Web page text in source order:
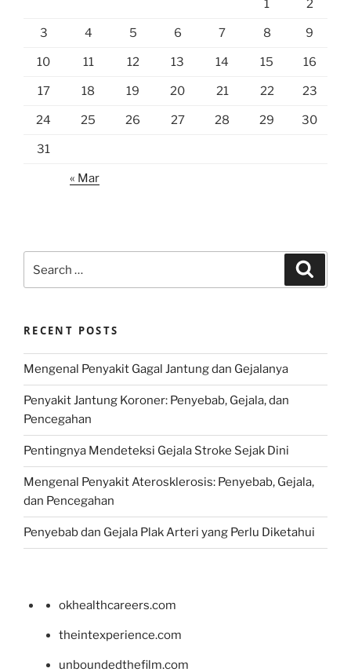
1 2
3 4 5 6 7 8 9
10 11 12 13 14 15 16
17 18 19 20 21 22 23
24 25 26 27 28 29 30
31
« Mar
for:
RECENT POSTS
Mengenal Penyakit Gagal Jantung dan Gejalanya
Penyakit Jantung Koroner: Penyebab, Gejala, dan
Pencegahan
Pentingnya Mendeteksi Gejala Stroke Sejak Dini
Mengenal Penyakit Aterosklerosis: Penyebab, Gejala,
dan Pencegahan
Penyebab dan Gejala Plak Arteri yang Perlu Diketahui
okhealthcareers.com
theintexperience.com
unboundedthefilm.com